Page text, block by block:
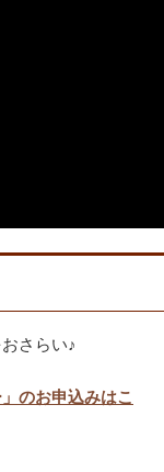
さらい♪
のお申込みはこ